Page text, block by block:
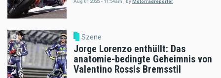
Szene
Jorge Lorenzo enthüllt: Das
anatomie-bedingte Geheimnis von
Valentino Rossis Bremsstil